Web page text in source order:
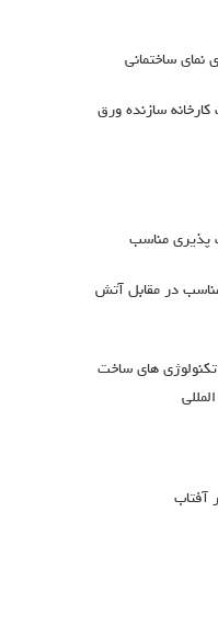
ساختمانی
سازنده ورق
پذیری مناسب
در مقابل آتش
های ساخت
آفتاب